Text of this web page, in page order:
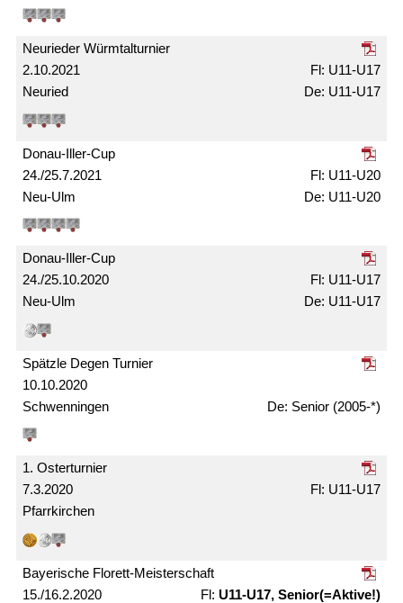
2.10.2021
Neurieder Würmtal­turnier
Neuried
U11-U17
U11-U17
24./25.7.2021
Donau-Iller-Cup
Neu-Ulm
U11-U20
U11-U20
24./25.10.2020
Donau-Iller-Cup
Neu-Ulm
U11-U17
U11-U17
10.10.2020
Spätzle Degen Turnier
Schwenningen Senior (2005-*)
7.3.2020
1. Oster­turnier
Pfarrkirchen
U11-U17
15./16.2.2020
Bayerische Florett-Meister­schaft
U11-U17, Senior(=Aktive!)